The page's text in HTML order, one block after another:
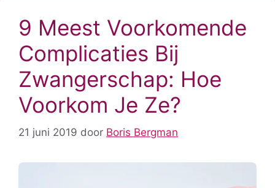
9 Meest Voorkomende
Complicaties Bij
Zwangerschap: Hoe
Voorkom Je Ze?
21 juni 2019 door Boris Bergman